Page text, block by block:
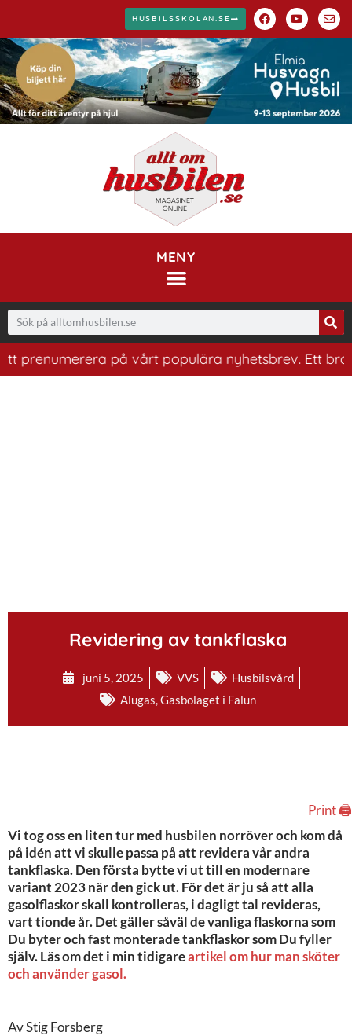
HUSBILSSKOLAN.SE
MENY
på vårt populära nyhetsbrev. Ett bra sätt
Revidering av tankflaska
juni 5, 2025 VVS
Husbilsvård
Alugas,Gasbolaget i Falun
Print 🖨
Vi tog oss en liten tur med husbilen norröver och kom då
på idén att vi skulle passa på att revidera vår andra
tankflaska. Den första bytte vi ut till en modernare
variant 2023 när den gick ut. För det är ju så att alla
gasolflaskor skall kontrolleras, i dagligt tal revideras,
vart tionde år. Det gäller såväl de vanliga flaskorna som
Du byter och fast monterade tankflaskor som Du fyller
själv. Läs om det i min tidigareartikel om hur man sköter
och använder gasol.
Av Stig Forsberg